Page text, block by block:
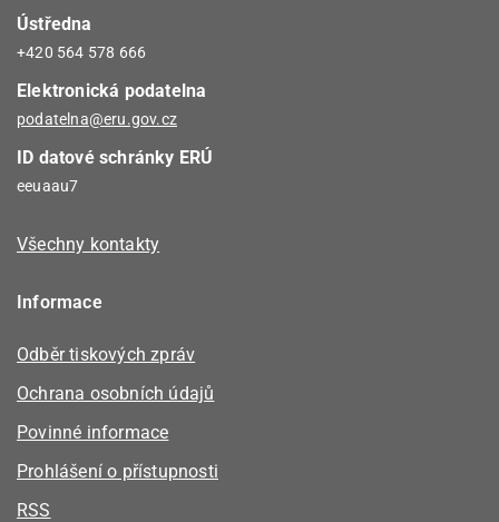
Ústředna
+420 564 578 666
Elektronická podatelna
podatelna@eru.gov.cz
ID datové schránky ERÚ
eeuaau7
Všechny kontakty
Informace
Odběr tiskových zpráv
Ochrana osobních údajů
Povinné informace
Prohlášení o přístupnosti
RSS